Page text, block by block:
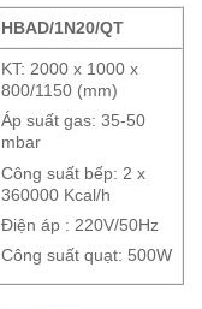
HBAD/1N20/QT
KT: 2000 x 1000 x
800/1150 (mm)
Áp suất gas: 35-50
mbar
Công suất bếp: 2 x
360000 Kcal/h
Điện áp : 220V/50Hz
Công suất quạt: 500W